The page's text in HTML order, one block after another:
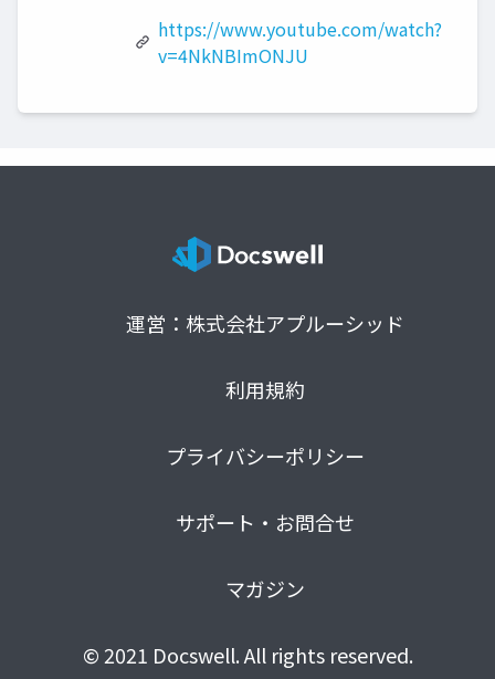
https://www.youtube.com/watch?
v=4NkNBImONJU
運営：株式会社アプルーシッド
利用規約
プライバシーポリシー
サポート・お問合せ
マガジン
© 2021 Docswell. All rights reserved.